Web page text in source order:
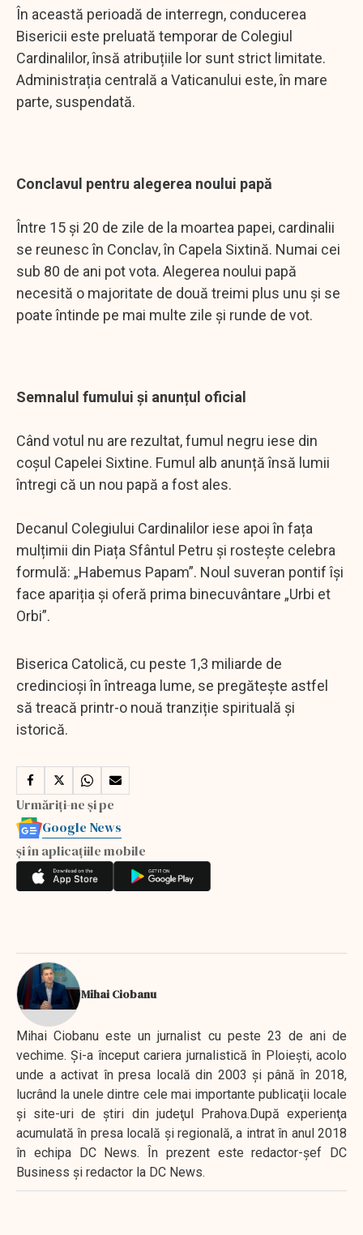
În această perioadă de interregn, conducerea
Bisericii este preluată temporar de Colegiul
Cardinalilor, însă atribuțiile lor sunt strict limitate.
Administrația centrală a Vaticanului este, în mare
parte, suspendată.
Conclavul pentru alegerea noului papă
Între 15 și 20 de zile de la moartea papei, cardinalii
se reunesc în Conclav, în Capela Sixtină. Numai cei
sub 80 de ani pot vota. Alegerea noului papă
necesită o majoritate de două treimi plus unu și se
poate întinde pe mai multe zile și runde de vot.
Semnalul fumului și anunțul oficial
Când votul nu are rezultat, fumul negru iese din
coșul Capelei Sixtine. Fumul alb anunță însă lumii
întregi că un nou papă a fost ales.
Decanul Colegiului Cardinalilor iese apoi în fața
mulțimii din Piața Sfântul Petru și rostește celebra
formulă: „Habemus Papam”. Noul suveran pontif își
face apariția și oferă prima binecuvântare „Urbi et
Orbi”.
Biserica Catolică, cu peste 1,3 miliarde de
credincioși în întreaga lume, se pregătește astfel
să treacă printr-o nouă tranziție spirituală și
istorică.
Urmăriți-ne și pe
Google News
și în aplicațiile mobile
Mihai Ciobanu
Mihai Ciobanu este un jurnalist cu peste 23 de ani de
vechime. Şi-a început cariera jurnalistică în Ploieşti, acolo
unde a activat în presa locală din 2003 şi până în 2018,
lucrând la unele dintre cele mai importante publicaţii locale
şi site-uri de ştiri din judeţul Prahova.După experienţa
acumulată în presa locală şi regională, a intrat în anul 2018
în echipa DC News. În prezent este redactor-şef DC
Business şi redactor la DC News.